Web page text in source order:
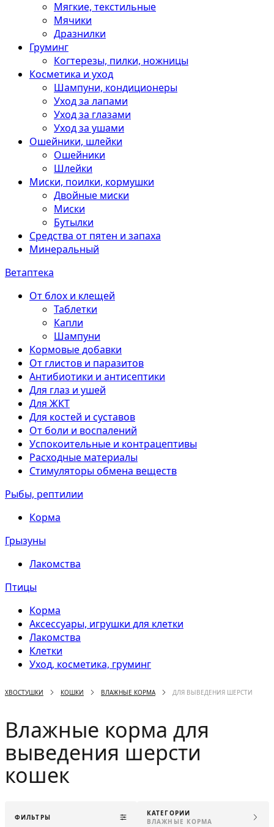
Мягкие, текстильные
Мячики
Дразнилки
Груминг
Когтерезы, пилки, ножницы
Косметика и уход
Шампуни, кондиционеры
Уход за лапами
Уход за глазами
Уход за ушами
Ошейники, шлейки
Ошейники
Шлейки
Миски, поилки, кормушки
Двойные миски
Миски
Бутылки
Средства от пятен и запаха
Минеральный
Ветаптека
От блох и клещей
Таблетки
Капли
Шампуни
Кормовые добавки
От глистов и паразитов
Антибиотики и антисептики
Для глаз и ушей
Для ЖКТ
Для костей и суставов
От боли и воспалений
Успокоительные и контрацептивы
Расходные материалы
Стимуляторы обмена веществ
Рыбы, рептилии
Корма
Грызуны
Лакомства
Птицы
Корма
Аксессуары, игрушки для клетки
Лакомства
Клетки
Уход, косметика, груминг
ХВОСТУШКИ КОШКИ ВЛАЖНЫЕ КОРМА ДЛЯ ВЫВЕДЕНИЯ ШЕРСТИ
Влажные корма для
выведения шерсти
кошек
ФИЛЬТРЫ
КАТЕГОРИИ
ВЛАЖНЫЕ КОРМА